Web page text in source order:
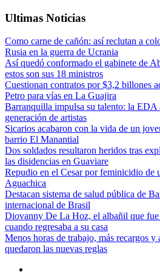
Ultimas Noticias
Como carne de cañón: así reclutan a
Rusia en la guerra de Ucrania
Así quedó conformado el gabinete de
estos son sus 18 ministros
Cuestionan contratos por $3,2 billones
Petro para vías en La Guajira
Barranquilla impulsa su talento: la EDA
generación de artistas
Sicarios acabaron con la vida de un
barrio El Manantial
Dos soldados resultaron heridos tras
las disidencias en Guaviare
Repudio en el Cesar por feminicidio de
Aguachica
Destacan sistema de salud pública de
internacional de Brasil
Diovanny De La Hoz, el albañil que
cuando regresaba a su casa
Menos horas de trabajo, más recargos
quedaron las nuevas reglas